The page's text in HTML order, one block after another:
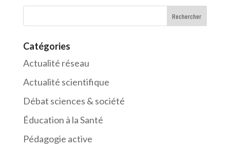
Catégories
Actualité réseau
Actualité scientifique
Débat sciences & société
Éducation à la Santé
Pédagogie active